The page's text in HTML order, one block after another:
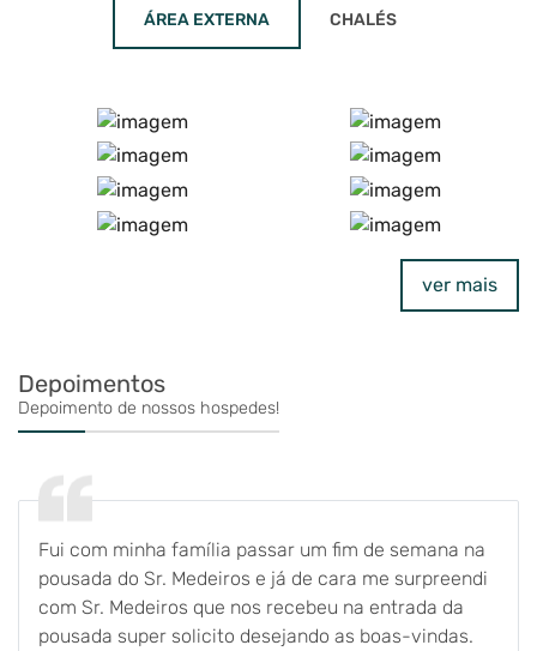
ÁREA EXTERNA CHALÉS
ver mais
Depoimentos
Depoimento de nossos hospedes!
Fui com minha família passar um fim de semana na
pousada do Sr. Medeiros e já de cara me surpreendi
com Sr. Medeiros que nos recebeu na entrada da
pousada super solicito desejando as boas-vindas.